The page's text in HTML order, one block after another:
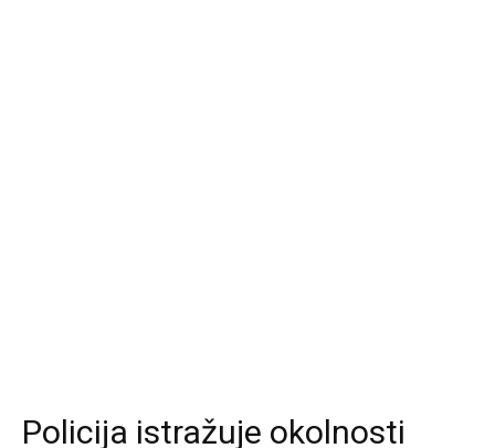
Policija istražuje okolnosti